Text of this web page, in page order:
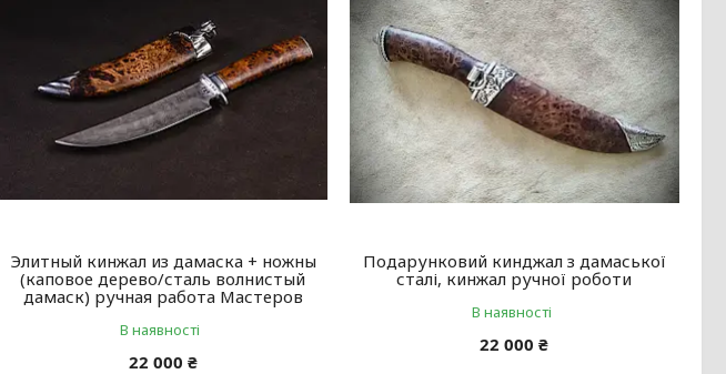
Элитный кинжал из дамаска + ножны
(каповое дерево/сталь волнистый
дамаск) ручная работа Мастеров
В наявності
22 000 ₴
Подарунковий кинджал з дамаської
сталі, кинжал ручної роботи
В наявності
22 000 ₴